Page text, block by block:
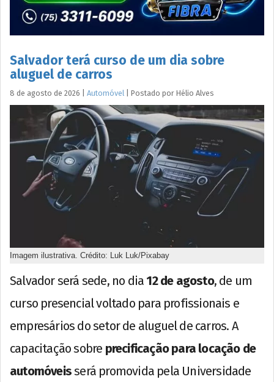
Salvador terá curso de um dia sobre
aluguel de carros
8 de agosto de 2026 Automóvel Postado por Hélio Alves
Imagem ilustrativa. Crédito: Luk Luk/Pixabay
Salvador será sede, no dia 12 de agosto, de um
curso presencial voltado para profissionais e
empresários do setor de aluguel de carros. A
capacitação sobre precificação para locação de
automóveisserá promovida pela Universidade